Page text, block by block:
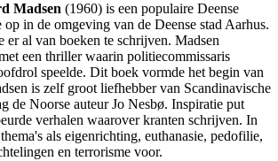
Madsen (1960) is een populaire Deense
in de omgeving van de Deense stad Aarhus.
er al van boeken te schrijven. Madsen
een thriller waarin politiecommissaris
speelde. Dit boek vormde het begin van
is zelf groot liefhebber van Scandinavische
de Noorse auteur Jo Nesbø. Inspiratie put
verhalen waarover kranten schrijven. In
als eigenrichting, euthanasie, pedofilie,
en terrorisme voor.